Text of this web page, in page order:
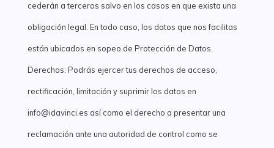
cederán a terceros salvo en los casos en que exista una
obligación legal. En todo caso, los datos que nos facilitas
están ubicados en sopeo de Protección de Datos.
Derechos: Podrás ejercer tus derechos de acceso,
rectificación, limitación y suprimir los datos en
info@idavinci.es así como el derecho a presentar una
reclamación ante una autoridad de control como se